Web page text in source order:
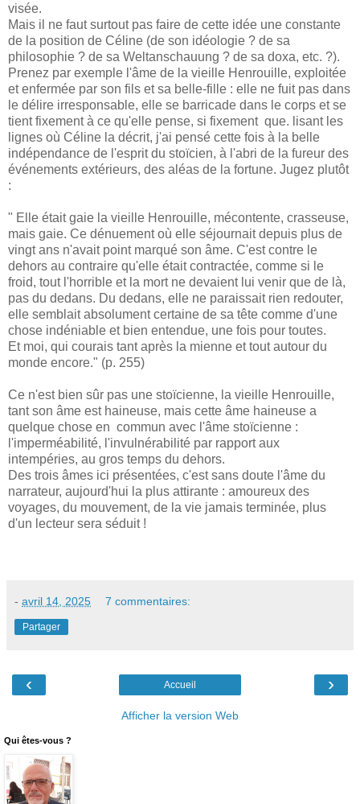
visée.
Mais il ne faut surtout pas faire de cette idée une constante
de la position de Céline (de son idéologie ? de sa
philosophie ? de sa Weltanschauung ? de sa doxa, etc. ?).
Prenez par exemple l'âme de la vieille Henrouille, exploitée
et enfermée par son fils et sa belle-fille : elle ne fuit pas dans
le délire irresponsable, elle se barricade dans le corps et se
tient fixement à ce qu'elle pense, si fixement que. lisant les
lignes où Céline la décrit, j'ai pensé cette fois à la belle
indépendance de l'esprit du stoïcien, à l'abri de la fureur des
événements extérieurs, des aléas de la fortune. Jugez plutôt
:
" Elle était gaie la vieille Henrouille, mécontente, crasseuse,
mais gaie. Ce dénuement où elle séjournait depuis plus de
vingt ans n'avait point marqué son âme. C'est contre le
dehors au contraire qu'elle était contractée, comme si le
froid, tout l'horrible et la mort ne devaient lui venir que de là,
pas du dedans. Du dedans, elle ne paraissait rien redouter,
elle semblait absolument certaine de sa tête comme d'une
chose indéniable et bien entendue, une fois pour toutes.
Et moi, qui courais tant après la mienne et tout autour du
monde encore." (p. 255)
Ce n'est bien sûr pas une stoïcienne, la vieille Henrouille,
tant son âme est haineuse, mais cette âme haineuse a
quelque chose en commun avec l'âme stoïcienne :
l'imperméabilité, l'invulnérabilité par rapport aux
intempéries, au gros temps du dehors.
Des trois âmes ici présentées, c'est sans doute l'âme du
narrateur, aujourd'hui la plus attirante : amoureux des
voyages, du mouvement, de la vie jamais terminée, plus
d'un lecteur sera séduit !
- avril 14, 2025 7 commentaires:
Partager
‹ ›
Accueil
Afficher la version Web
Qui êtes-vous ?